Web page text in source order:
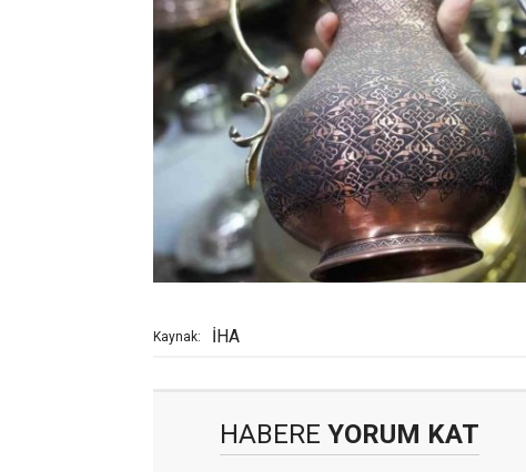
Kaynak: İHA
HABERE YORUM KAT